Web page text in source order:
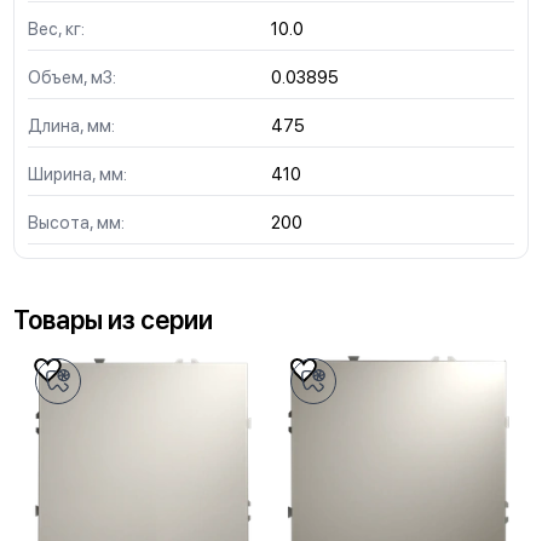
Вес, кг: 10.0
Объем, м3: 0.03895
Длина, мм: 475
Ширина, мм: 410
Высота, мм: 200
Товары из серии